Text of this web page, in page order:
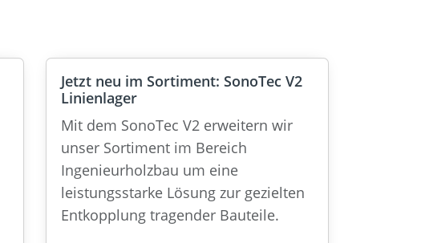
Jetzt neu im Sortiment: SonoTec V2
Linienlager
Mit dem SonoTec V2 erweitern wir
unser Sortiment im Bereich
Ingenieurholzbau um eine
leistungsstarke Lösung zur gezielten
Entkopplung tragender Bauteile.